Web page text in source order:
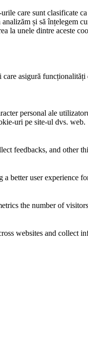
care sunt clasificate
și să înțelegem
la unele dintre aceste
asigură
personal ale
uri pe site-ul dvs. web.
feedbacks, and other
better user experience
the number of
websites and collect